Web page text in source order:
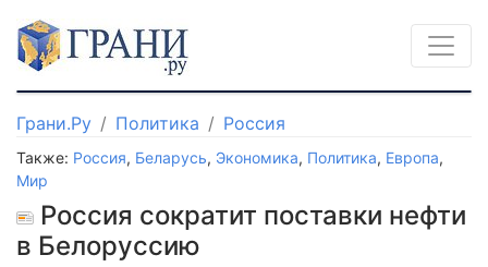
Грани.Ру Политика Россия
Также: Россия, Беларусь, Экономика, Политика, Европа,
Мир
Россия сократит поставки нефти
в Белоруссию